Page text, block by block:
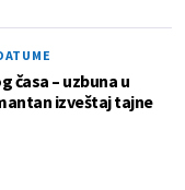
časa – uzbuna u
izveštaj tajne